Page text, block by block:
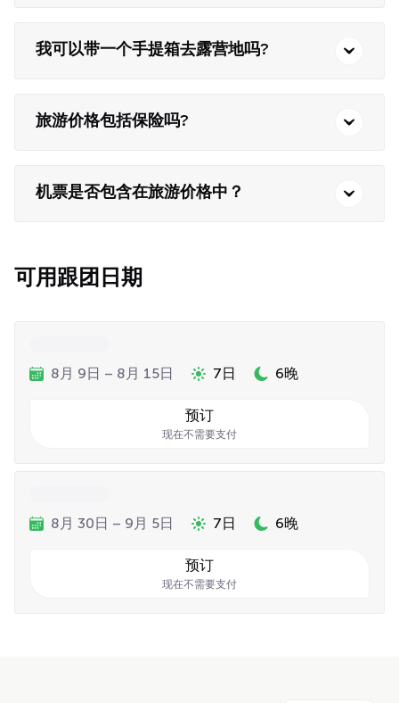
我可以带一个手提箱去露营地吗?
旅游价格包括保险吗?
机票是否包含在旅游价格中？
可用跟团日期
8月 9日 – 8月 15日 7日 6晚
预订
现在不需要支付
8月 30日 – 9月 5日 7日 6晚
预订
现在不需要支付